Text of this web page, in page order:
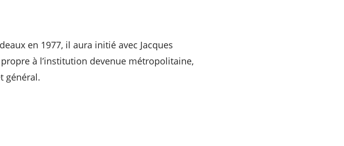
en 1977, il aura initié avec Jacques
à l’institution devenue métropolitaine,
général.